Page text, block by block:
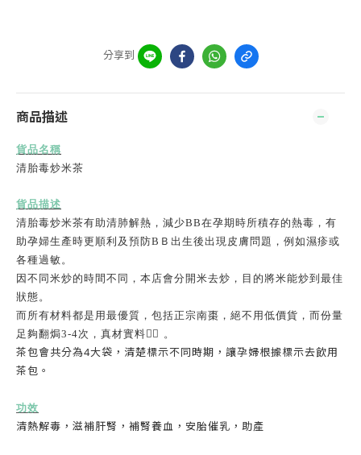
分享到
商品描述
貨品名稱
清胎毒炒米茶
貨品描述
清胎毒炒米茶有助清肺解熱，減少BB在孕期時所積存的熱毒，有
助孕婦生產時更順利及預防BＢ出生後出現皮膚問題，例如濕疹或
各種過敏。
因不同米炒的時間不同，本店會分開米去炒，目的將米能炒到最佳
狀態。
而所有材料都是用最優質，包括正宗南棗，絕不用低價貨，而份量
足夠翻焗3-4次，真材實料 👍🏻 。
茶包會共分為4大袋，清楚標示不同時期，讓孕婦根據標示去飲用
茶包。
功效
清熱解毒，滋補肝腎，補腎養血，安胎催乳，助產